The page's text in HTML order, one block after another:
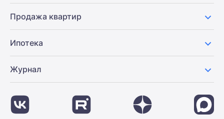
Продажа квартир
Ипотека
Журнал